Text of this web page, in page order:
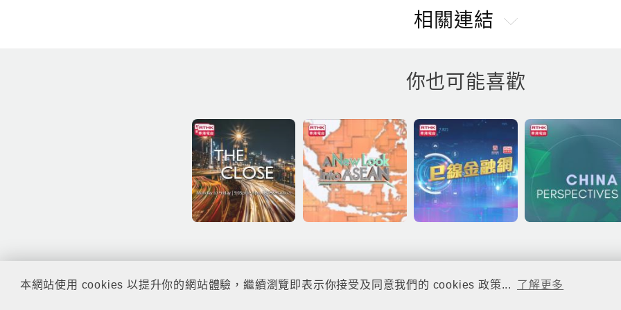
本網站使用 cookies 以提升你的網站體驗，繼續瀏覽即表示你接受及同意我們的 cookies 政策... 了解更多
相關連結
你也可能喜歡
© rthk.hk